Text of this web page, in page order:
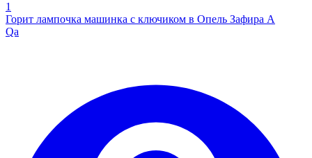
1
Горит лампочка машинка с ключиком в Опель Зафира А
Qa